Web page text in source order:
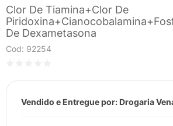
Clor De Tiamina+clor De
De Dexametasona
Cod: 92254
Vendido e Entregue por: Drogaria
6º
esmalte
7º
shampoo